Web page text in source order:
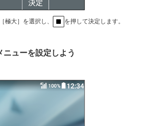
極大］を選択し、 を押して決定します。
ニューを設定しよう